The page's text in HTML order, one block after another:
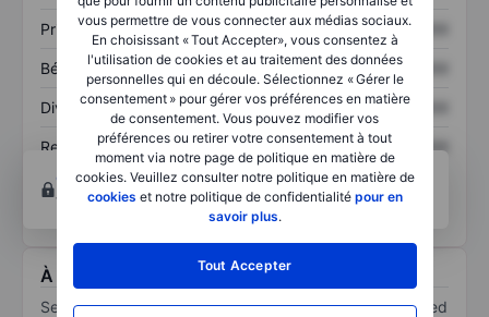
vous permettre de vous connecter aux médias sociaux.
En choisissant « Tout Accepter», vous consentez à
l'utilisation de cookies et au traitement des données
personnelles qui en découle. Sélectionnez « Gérer le
consentement » pour gérer vos préférences en matière
de consentement. Vous pouvez modifier vos
préférences ou retirer votre consentement à tout
moment via notre page de politique en matière de
cookies. Veuillez consulter notre politique en matière de
cookies et notre politique de confidentialité pour en
savoir plus.
Tout Accepter
Prix / ventes XXXXXXX XXXXXXX
Bénéfice par action XXXXXXX XXXXXXX
Dividende par action XXXXXXX XXXXXXX
Rendement des
capitaux propres
XXXXXXX
XXXXXXX
Ouvrir un comptepour accéder à d’autres outils
techniques et d’analyses.
À propos Securitize Corp.
Securitize Holdings Inc provides a platform for tokenized